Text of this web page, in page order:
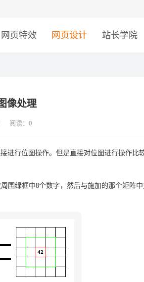
网页特效 网页设计 站长学院
像处理
阅读： 0
进行位图操作。但是直接对位图进行操作比
围绿框中8个数字，然后与施加的那个矩阵